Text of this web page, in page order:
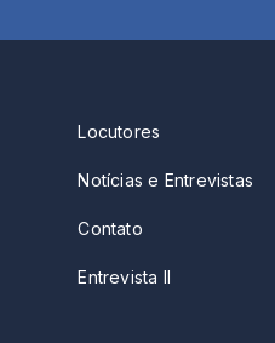
Locutores
Notícias e Entrevistas
Contato
Entrevista II